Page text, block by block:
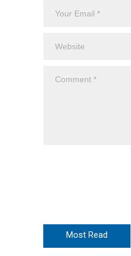
Most Read